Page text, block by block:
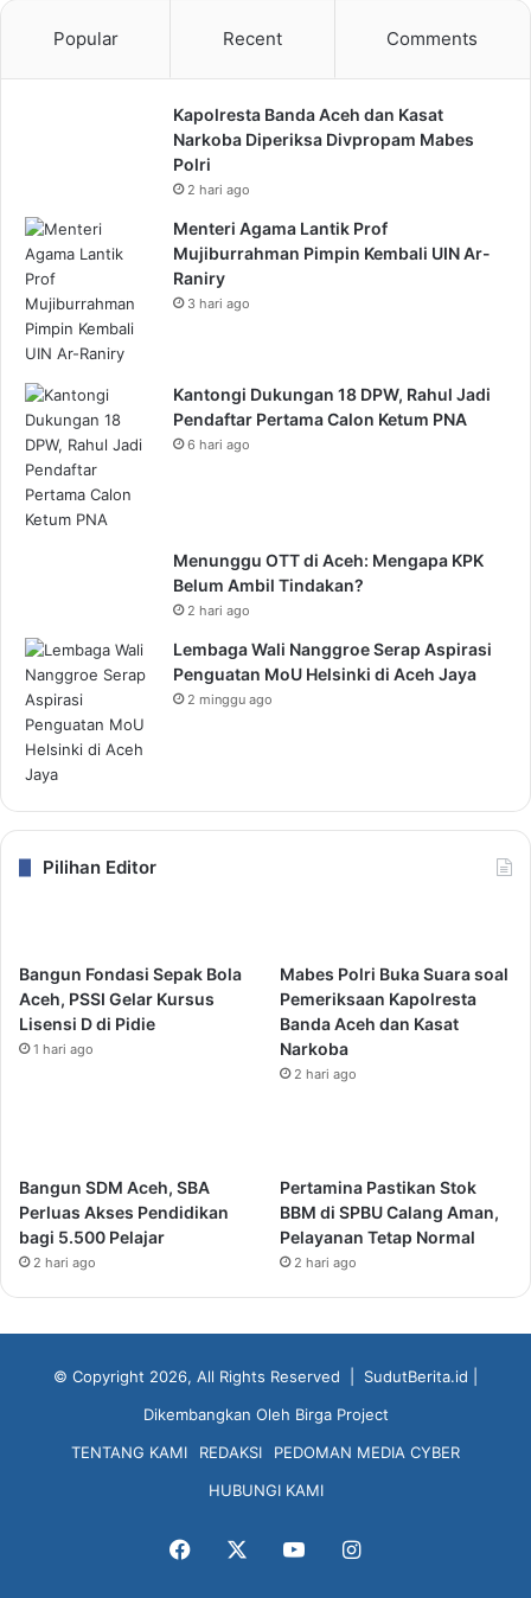
Popular Recent Comments
Kapolresta Banda Aceh dan Kasat
Narkoba Diperiksa Divpropam Mabes
Polri
2 hari ago
Menteri Agama Lantik Prof
Mujiburrahman Pimpin Kembali UIN Ar-
Raniry
3 hari ago
Kantongi Dukungan 18 DPW, Rahul Jadi
Pendaftar Pertama Calon Ketum PNA
6 hari ago
Menunggu OTT di Aceh: Mengapa KPK
Belum Ambil Tindakan?
2 hari ago
Lembaga Wali Nanggroe Serap Aspirasi
Penguatan MoU Helsinki di Aceh Jaya
2 minggu ago
Pilihan Editor
Bangun Fondasi Sepak Bola
Aceh, PSSI Gelar Kursus
Lisensi D di Pidie
1 hari ago
Mabes Polri Buka Suara soal
Pemeriksaan Kapolresta
Banda Aceh dan Kasat
Narkoba
2 hari ago
Bangun SDM Aceh, SBA
Perluas Akses Pendidikan
bagi 5.500 Pelajar
2 hari ago
Pertamina Pastikan Stok
BBM di SPBU Calang Aman,
Pelayanan Tetap Normal
2 hari ago
© Copyright 2026, All Rights Reserved | SudutBerita.id
Dikembangkan Oleh Birga Project
TENTANG KAMI
REDAKSI
PEDOMAN MEDIA CYBER
HUBUNGI KAMI
Facebook YouTubeInstagram